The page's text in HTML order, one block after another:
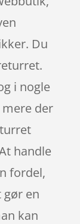
Du
i nogle
der
handle
fordel,
gør en
kan